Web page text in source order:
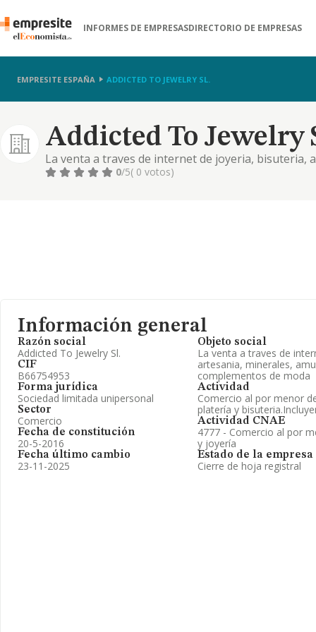
INFORMES DE EMPRESASDIRECTORIO DE EMPRESAS
EMPRESITE ESPAÑA ADDICTED TO JEWELRY SL.
Addicted To Jewelry
La venta a traves de internet de joyeria, bisuteria,
complementos de moda
0/5( 0 votos)
Información general
Razón social
Addicted To Jewelry Sl.
CIF
B66754953
Forma jurídica
Sociedad limitada unipersonal
Sector
Comercio
Fecha de constitución
20-5-2016
Fecha último cambio
23-11-2025
Objeto social
La venta a traves de
artesania, minerales,
complementos de moda
Actividad
Comercio al por menor
platería y
Actividad CNAE
4777 - Comercio al por
y joyería
Estado de la empresa
Cierre de hoja registral